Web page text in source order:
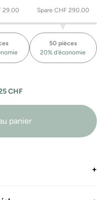
29.00 Spare CHF 290.00
50 pièces
20% d'économie
CHF
panier
+